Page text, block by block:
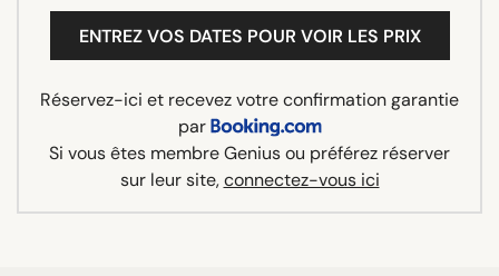
ENTREZ VOS DATES POUR VOIR LES PRIX
Réservez-ici et recevez votre confirmation garantie
par
Si vous êtes membre Genius ou préférez réserver
sur leur site,connectez-vous ici